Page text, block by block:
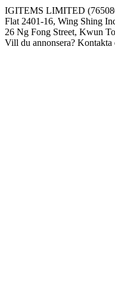
IGITEMS LIMITED
Flat 2401-16, Wing Shing
26 Ng Fong Street, Kwun
Vill du annonsera? Kontakta